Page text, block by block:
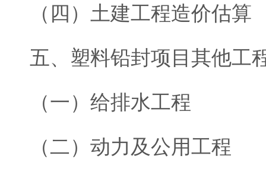
（四）土建工程造价估算
五、塑料铅封项目其他工
（一）给排水工程
（二）动力及公用工程